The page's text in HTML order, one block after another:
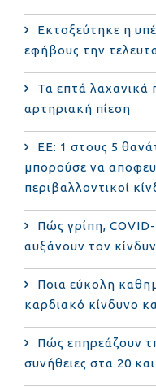
Εκτοξεύτηκε η
εφήβους την
Τα επτά λαχανικά
αρτηριακή πίεση
ΕΕ: 1 στους 5
μπορούσε να
περιβαλλοντικοί
Πώς γρίπη, COVID-
αυξάνουν τον
Ποια εύκολη
καρδιακό κίνδυνο
Πώς επηρεάζουν
συνήθειες στα 20